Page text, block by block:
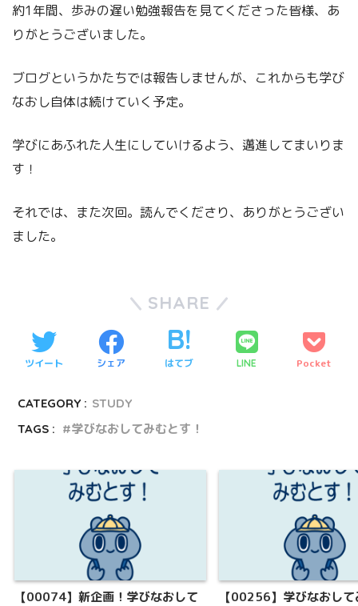
約1年間、歩みの遅い勉強報告を見てくださった皆様、あ
りがとうございました。
ブログというかたちでは報告しませんが、これからも学び
なおし自体は続けていく予定。
学びにあふれた人生にしていけるよう、邁進してまいりま
す！
それでは、また次回。読んでくださり、ありがとうござい
ました。
SHARE
ツイート シェア はてブ LINE Pocket
CATEGORY : STUDY
TAGS :
学びなおしてみむとす！
【00074】新企画！学びなおして 【00256】学びなおし